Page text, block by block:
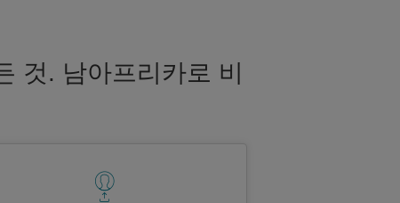
것. 남아프리카로 비